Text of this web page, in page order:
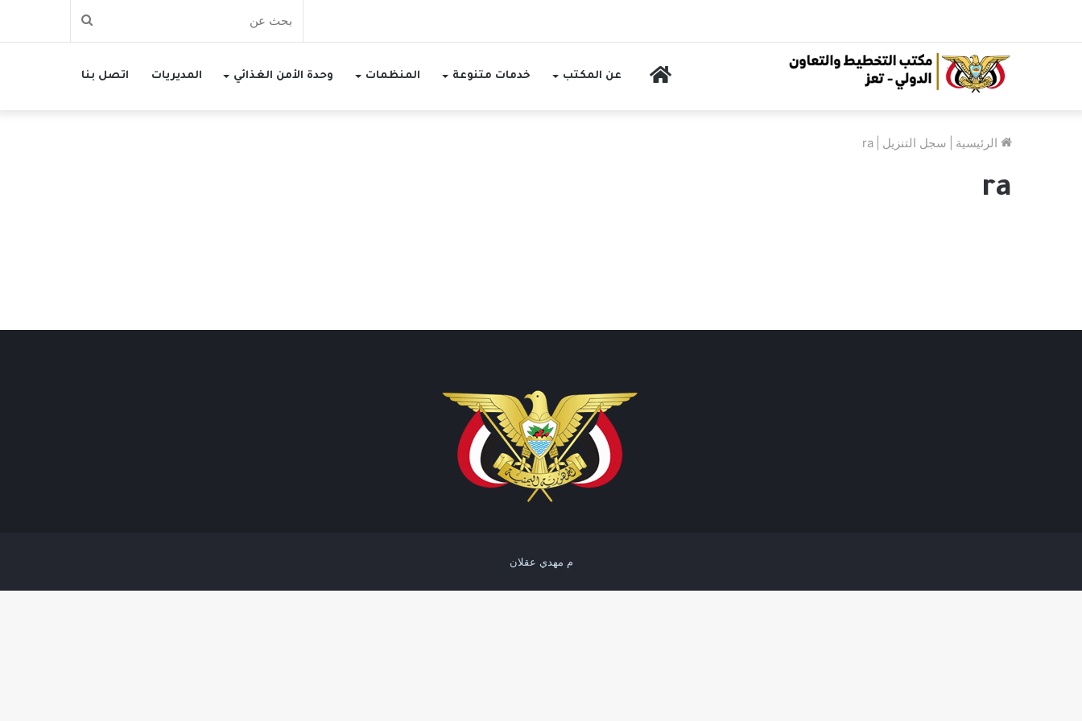
الرئيسيةعن المكتب خدمات متنوعة المنظمات وحدة الأمن الغذائي المديريات اتصل بنا
الرئيسية سجل التنزيل ra
ra
م مهدي عقلان